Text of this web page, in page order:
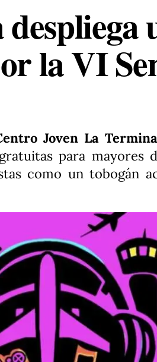
la VI
Joven La
para mayores
como un tobogán